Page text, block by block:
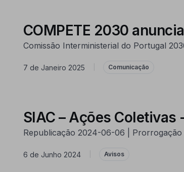
COMPETE 2030
Comissão Interministerial do Portugal
7 de Janeiro 2025 Comunicação
SIAC – Ações
Republicação 2024-06-06 | Prorrogação
6 de Junho 2024 Avisos